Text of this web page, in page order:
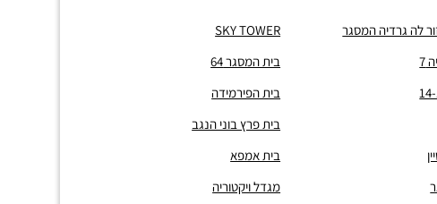
לה גרדיה המסגר
SKY TOWER
7
בית המסגר 64
בית הפירמידה
בית פרץ בוני הנגב
בית אמפא
מגדל ויקטוריה